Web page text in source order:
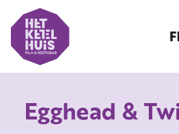
Egghead &